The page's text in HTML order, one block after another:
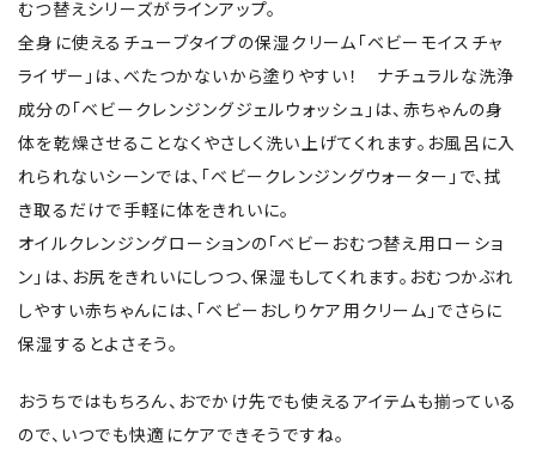
むつ替えシリーズがラインアップ。
全身に使えるチューブタイプの保湿クリーム「ベビーモイスチャ
ライザー」は、べたつかないから塗りやすい！ ナチュラルな洗浄
成分の「ベビークレンジングジェルウォッシュ」は、赤ちゃんの身
体を乾燥させることなくやさしく洗い上げてくれます。お風呂に入
れられないシーンでは、「ベビークレンジングウォーター」で、拭
き取るだけで手軽に体をきれいに。
オイルクレンジングローションの「ベビーおむつ替え用ローショ
ン」は、お尻をきれいにしつつ、保湿もしてくれます。おむつかぶれ
しやすい赤ちゃんには、「ベビーおしりケア用クリーム」でさらに
保湿するとよさそう。
おうちではもちろん、おでかけ先でも使えるアイテムも揃っている
ので、いつでも快適にケアできそうですね。